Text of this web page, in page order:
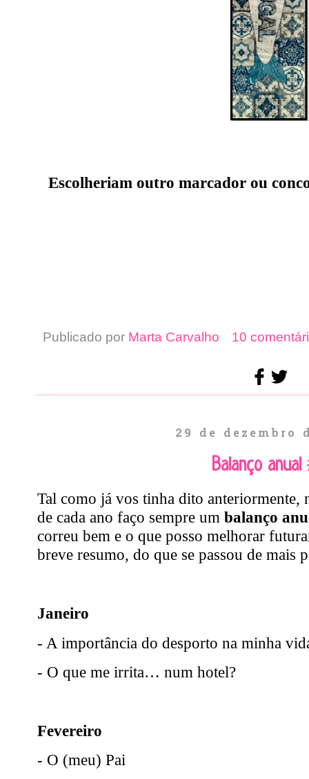
Escolheriam outro marcador ou
Publicado por Marta Carvalho 10
29 de dezembro
Balanço
Tal como já vos tinha dito anteriormente,
de cada ano faço sempre um balanço
correu bem e o que posso melhorar
breve resumo, do que se passou de mais
Janeiro
- A importância do desporto na minha
- O que me irrita… num hotel?
Fevereiro
- O (meu) Pai